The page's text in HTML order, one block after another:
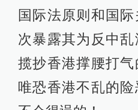
国际法原则和国
次暴露其为反中乱
揽抄香港撑腰打
唯恐香港不乱的